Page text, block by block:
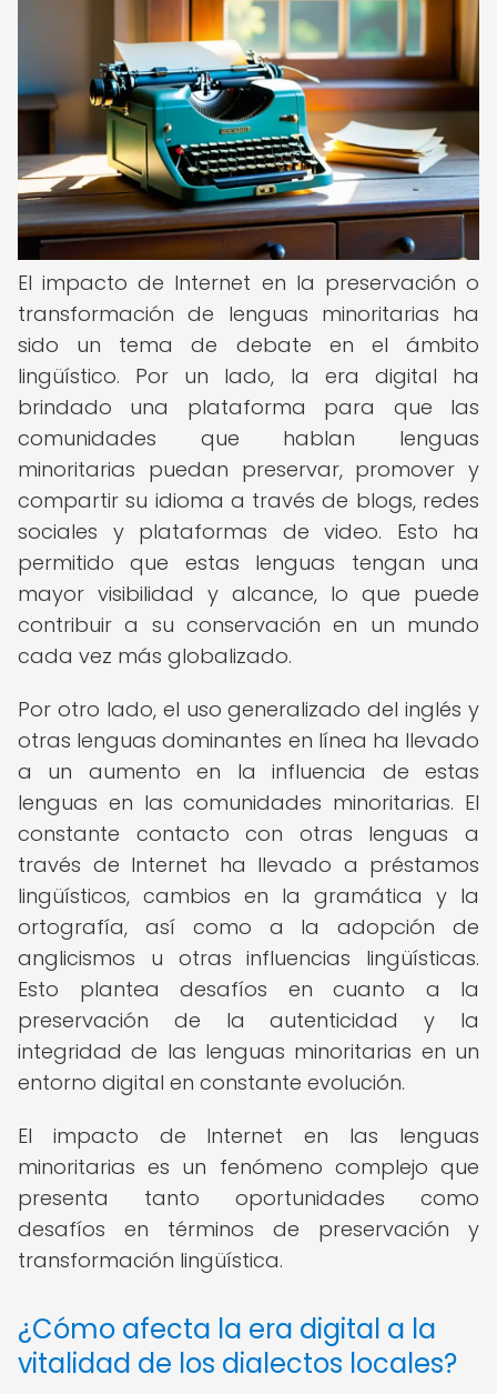
El impacto de Internet en la preservación o
transformación de lenguas minoritarias ha
sido un tema de debate en el ámbito
lingüístico. Por un lado, la era digital ha
brindado una plataforma para que las
comunidades que hablan lenguas
minoritarias puedan preservar, promover y
compartir su idioma a través de blogs, redes
sociales y plataformas de video. Esto ha
permitido que estas lenguas tengan una
mayor visibilidad y alcance, lo que puede
contribuir a su conservación en un mundo
cada vez más globalizado.
Por otro lado, el uso generalizado del inglés y
otras lenguas dominantes en línea ha llevado
a un aumento en la influencia de estas
lenguas en las comunidades minoritarias. El
constante contacto con otras lenguas a
través de Internet ha llevado a préstamos
lingüísticos, cambios en la gramática y la
ortografía, así como a la adopción de
anglicismos u otras influencias lingüísticas.
Esto plantea desafíos en cuanto a la
preservación de la autenticidad y la
integridad de las lenguas minoritarias en un
entorno digital en constante evolución.
El impacto de Internet en las lenguas
minoritarias es un fenómeno complejo que
presenta tanto oportunidades como
desafíos en términos de preservación y
transformación lingüística.
¿Cómo afecta la era digital a la
vitalidad de los dialectos locales?